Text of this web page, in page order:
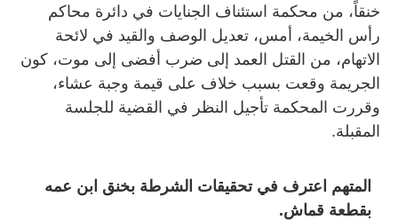
خنقاً، من محكمة استئناف الجنايات في دائرة محاكم
رأس الخيمة، أمس، تعديل الوصف والقيد في لائحة
الاتهام، من القتل العمد إلى ضرب أفضى إلى موت، كون
الجريمة وقعت بسبب خلاف على قيمة وجبة عشاء،
وقررت المحكمة تأجيل النظر في القضية للجلسة
المقبلة.
المتهم اعترف في تحقيقات الشرطة بخنق ابن عمه
بقطعة قماش.